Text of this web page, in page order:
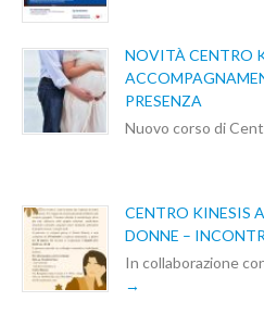
NOVITÀ CENTRO
PRESENZA
Nuovo corso di
CENTRO KINESIS
DONNE –
In collaborazione